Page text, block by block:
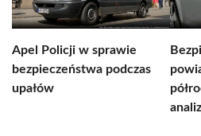
Apel Policji w sprawie
bezpieczeństwa podczas
upałów